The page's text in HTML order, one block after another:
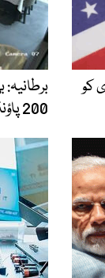
کو
200 پاؤنڈ کا بل ادا کیے بغیر فرار